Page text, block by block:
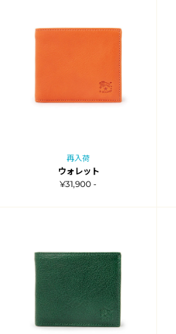
再入荷
ウォレット
¥31,900 -